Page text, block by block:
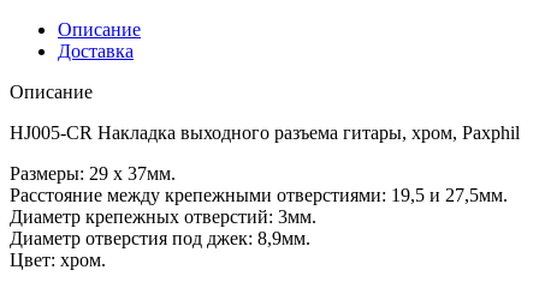
Описание
Доставка
Описание
HJ005-CR Накладка выходного разъема гитары, хром, Paxphil
Размеры: 29 х 37мм.
Расстояние между крепежными отверстиями: 19,5 и 27,5мм.
Диаметр крепежных отверстий: 3мм.
Диаметр отверстия под джек: 8,9мм.
Цвет: хром.